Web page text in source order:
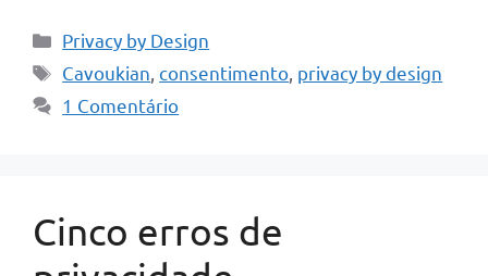
Categorias
Privacy by Design
Tags
Cavoukian ,consentimento privacy by design
1 Comentário
Cinco erros de